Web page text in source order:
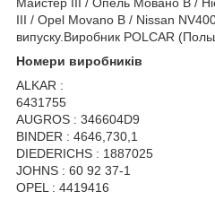
III / Opel Movano B / Nissan
випуску.Виробник POLCAR
Номери виробників
ALKAR :
6431755
AUGROS : 346604D9
BINDER : 4646,730,1
DIEDERICHS : 1887025
JOHNS : 60 92 37-1
OPEL : 4419416